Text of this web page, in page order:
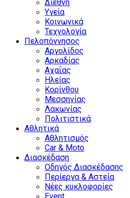
Διεθνή
Υγεία
Κοινωνικά
Τεχνολογία
Πελοπόννησος
Αργολίδος
Αρκαδίας
Αχαΐας
Ηλείας
Κορίνθου
Μεσσηνίας
Λακωνίας
Πολιτιστικά
Αθλητικά
Αθλητισμός
Car & Moto
Διασκέδαση
Οδηγός Διασκέδασης
Περίεργα & Αστεία
Νέες κυκλοφορίες